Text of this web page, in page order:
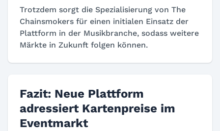
Trotzdem sorgt die Spezialisierung von The
Chainsmokers für einen initialen Einsatz der
Plattform in der Musikbranche, sodass weitere
Märkte in Zukunft folgen können.
Fazit: Neue Plattform
adressiert Kartenpreise im
Eventmarkt